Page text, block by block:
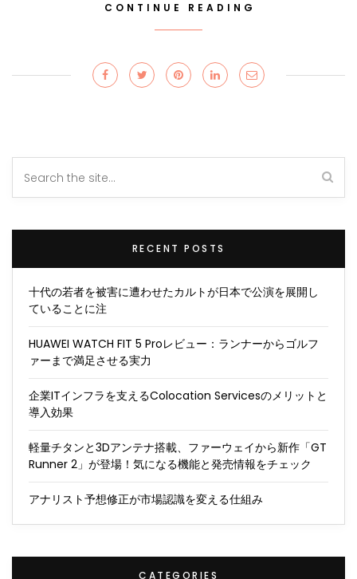
CONTINUE READING
RECENT POSTS
十代の若者を被害に遭わせたカルトが日本で公演を展開し
ていることに注
HUAWEI WATCH FIT 5 Proレビュー：ランナーからゴルフ
ァーまで満足させる実力
企業ITインフラを支えるColocation Servicesのメリットと
導入効果
軽量チタンと3Dアンテナ搭載、ファーウェイから新作「GT
Runner 2」が登場！気になる機能と発売情報をチェック
アナリスト予想修正が市場認識を変える仕組み
CATEGORIES